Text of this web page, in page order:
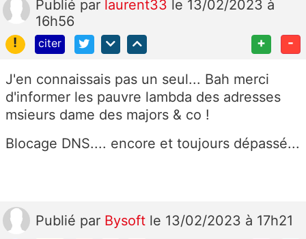
Publié par laurent33 le 13/02/2023 à
16h56
!
citer + -
J'en connaissais pas un seul... Bah merci
d'informer les pauvre lambda des adresses
msieurs dame des majors & co !
Blocage DNS.... encore et toujours dépassé...
Publié par Bysoft le 13/02/2023 à 17h21